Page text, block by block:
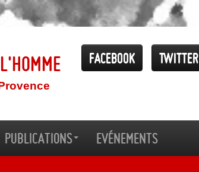
Twitter
Facebook
Publications Evénements